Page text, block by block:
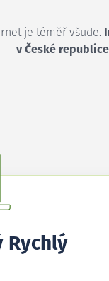
je téměř všude.
v České
Rychlý